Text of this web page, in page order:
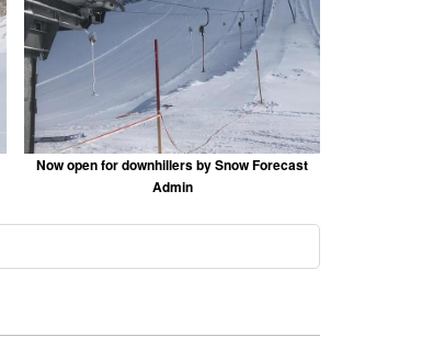
Now open for downhillers by Snow Forecast
Admin